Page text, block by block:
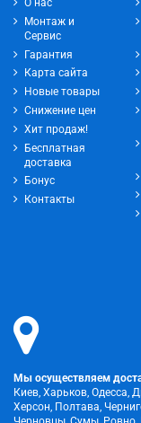
О нас
Монтаж и
Сервис
Гарантия
Карта сайта
Новые товары
Снижение цен
Хит продаж!
Бесплатная
доставка
Бонус
Контакты
Мы осуществляем
Киев, Харьков, Одесса,
Херсон, Полтава,